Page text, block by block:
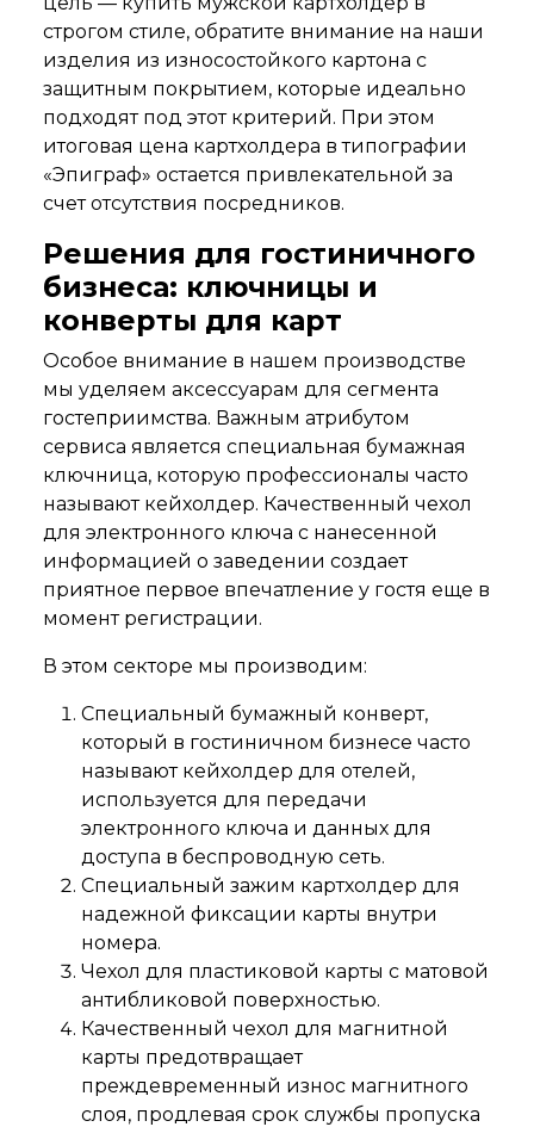
строгом стиле, обратите внимание на наши
изделия из износостойкого картона с
защитным покрытием, которые идеально
подходят под этот критерий. При этом
итоговая цена картхолдера в типографии
«Эпиграф» остается привлекательной за
счет отсутствия посредников.
Решения для гостиничного
бизнеса: ключницы и
конверты для карт
Особое внимание в нашем производстве
мы уделяем аксессуарам для сегмента
гостеприимства. Важным атрибутом
сервиса является специальная бумажная
ключница, которую профессионалы часто
называют кейхолдер. Качественный чехол
для электронного ключа с нанесенной
информацией о заведении создает
приятное первое впечатление у гостя еще в
момент регистрации.
В этом секторе мы производим:
Специальный бумажный конверт,
который в гостиничном бизнесе часто
называют кейхолдер для отелей,
используется для передачи
электронного ключа и данных для
доступа в беспроводную сеть.
Специальный зажим картхолдер для
надежной фиксации карты внутри
номера.
Чехол для пластиковой карты с матовой
антибликовой поверхностью.
Качественный чехол для магнитной
карты предотвращает
преждевременный износ магнитного
слоя, продлевая срок службы пропуска